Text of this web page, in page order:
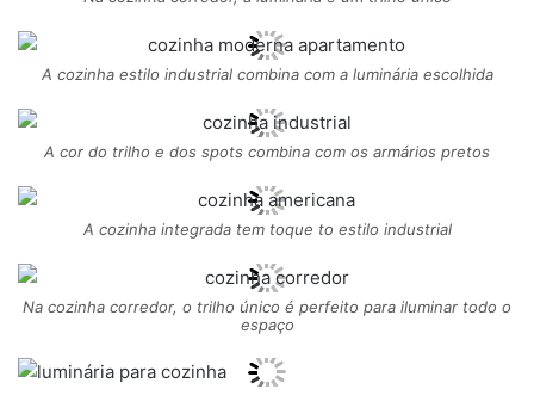
A cozinha estilo industrial combina com a luminária escolhida
A cor do trilho e dos spots combina com os armários pretos
A cozinha integrada tem toque to estilo industrial
Na cozinha corredor, o trilho único é perfeito para iluminar todo o
espaço